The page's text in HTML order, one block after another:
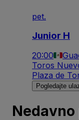
pet.
Junior H
20:00
Toros
Plaza de
Pogledajte